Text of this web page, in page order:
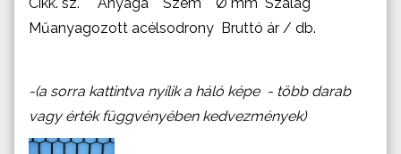
Műanyagozott acélsodrony Bruttó ár / db.
-(a sorra kattintva nyílik a háló képe - több darab
vagy érték függvényében kedvezmények)